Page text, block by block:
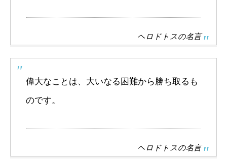
ヘロドトスの名言
偉大なことは、大いなる困難から勝ち取るも
のです。
ヘロドトスの名言